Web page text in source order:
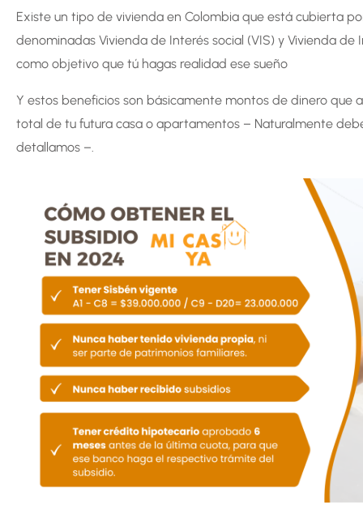
Existe un tipo de vivienda en Colombia que está cubierta
denominadas Vivienda de Interés social (VIS) y Vivienda de
como objetivo que tú hagas realidad ese sueño
Y estos beneficios son básicamente montos de dinero que
total de tu futura casa o apartamentos – Naturalmente
detallamos –.